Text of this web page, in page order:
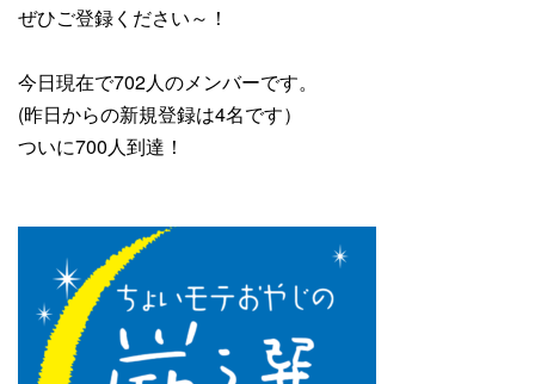
ぜひご登録ください～！
今日現在で702人のメンバーです。
(昨日からの新規登録は4名です）
ついに700人到達！